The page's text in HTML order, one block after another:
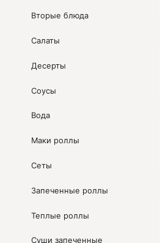
Вторые блюда
Салаты
Десерты
Соусы
Вода
Маки роллы
Сеты
Запеченные роллы
Теплые роллы
Суши запеченные